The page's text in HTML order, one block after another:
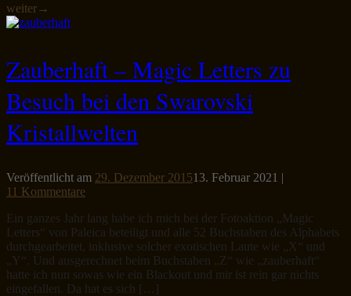
weiter→
Zauberhaft – Magic Letters zu
Besuch bei den Swarovski
Kristallwelten
Veröffentlicht am 29. Dezember 201513. Februar 2021 |
11 Kommentare
Ein ganzes Jahr lang habe ich mich bei der Fotoaktion „Magic
Letters“ von Paleica beteiligt und alle 52 Buchstaben des Alphabets
durchgearbeitet, inklusive solcher exotischen Laute wie „X“ und
„Y“. Und ausgerechnet beim Buchstaben „Z“ wie „zauberhaft“
hatte ich nun sowas wie ein Blackout und mir ist rein gar nichts
eingefallen. Da hat es sich […]